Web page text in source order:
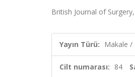
British Journal of
Yayın Türü: Makale /
Cilt numarası: 84